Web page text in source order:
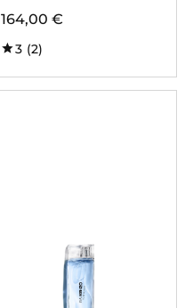
164,00 €
3 (2)